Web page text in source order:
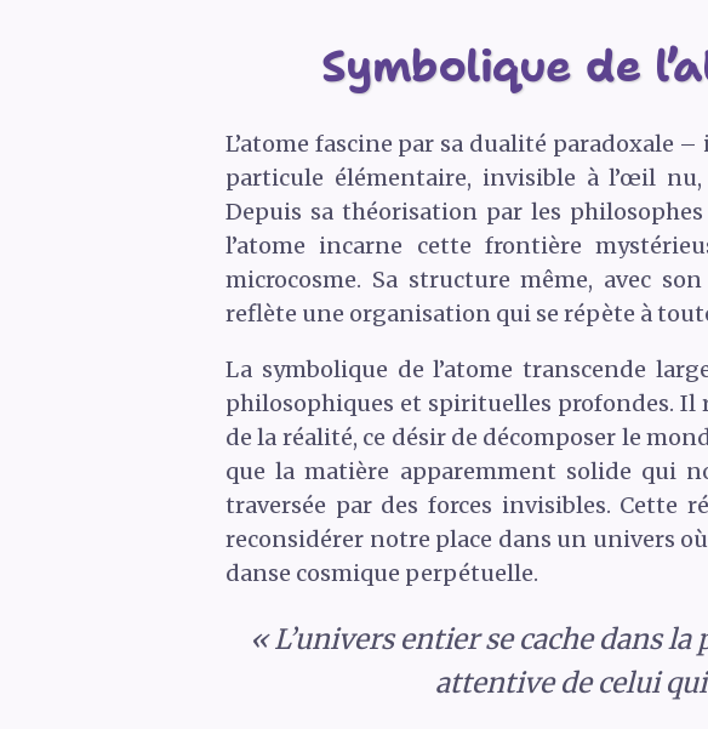
Symbolique de
L’atome fascine par sa dualité
particule élémentaire, invisible à l’œil
Depuis sa théorisation par les
l’atome incarne cette frontière
microcosme. Sa structure même, avec
reflète une organisation qui se répète à
La symbolique de l’atome transcende
philosophiques et spirituelles profondes. Il
de la réalité, ce désir de décomposer le
que la matière apparemment solide qui
traversée par des forces invisibles. Cette
reconsidérer notre place dans un univers
danse cosmique perpétuelle.
« L’univers entier se cache dans
attentive de celui